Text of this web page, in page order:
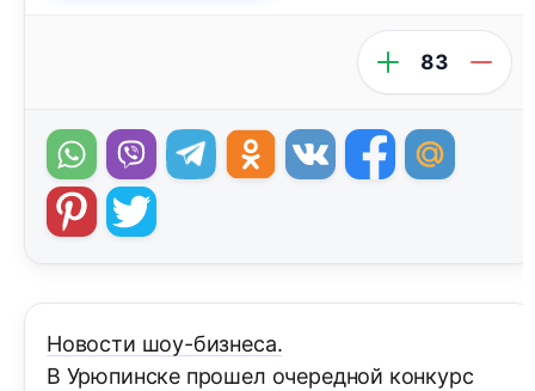
83
Новости шоу-бизнеса.
В Урюпинске прошел очередной конкурс